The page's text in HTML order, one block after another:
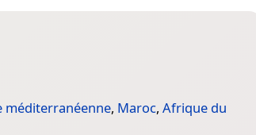
méditerranéenne, Maroc, Afrique du